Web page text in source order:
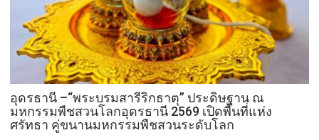
อุดรธานี –“พระบรมสารีริกธาตุ” ประดิษฐาน ณ
มหกรรมพืชสวนโลกอุดรธานี 2569 เปิดพื้นที่แห่ง
ศรัทธา คู่ขนานมหกรรมพืชสวนระดับโลก